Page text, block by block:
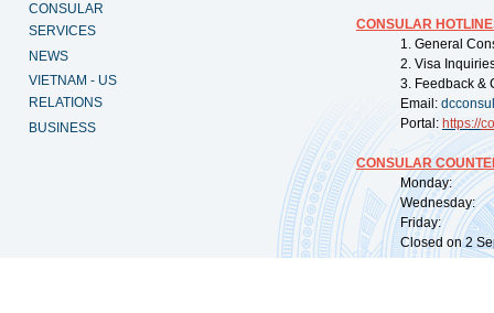
CONSULAR
SERVICES
NEWS
VIETNAM - US
RELATIONS
BUSINESS
CONSULAR
1. General
2. Visa
3. Feedback &
Email:
Portal: https://
CONSULAR
Monday:
Wednesday:
Friday:
Closed on 2